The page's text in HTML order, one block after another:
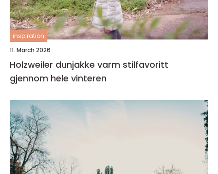
inspiration
11. March 2026
Holzweiler dunjakke varm stilfavoritt
gjennom hele vinteren